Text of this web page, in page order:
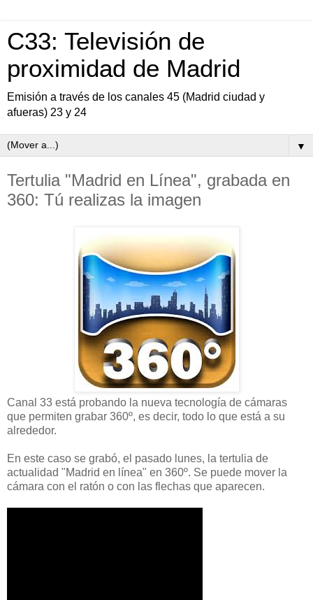
C33: Televisión de
proximidad de Madrid
Emisión a través de los canales 45 (Madrid ciudad y
afueras) 23 y 24
▼
Tertulia "Madrid en Línea", grabada en
360: Tú realizas la imagen
Canal 33 está probando la nueva tecnología de cámaras
que permiten grabar 360º, es decir, todo lo que está a su
alrededor.
En este caso se grabó, el pasado lunes, la tertulia de
actualidad "Madrid en línea" en 360º. Se puede mover la
cámara con el ratón o con las flechas que aparecen.